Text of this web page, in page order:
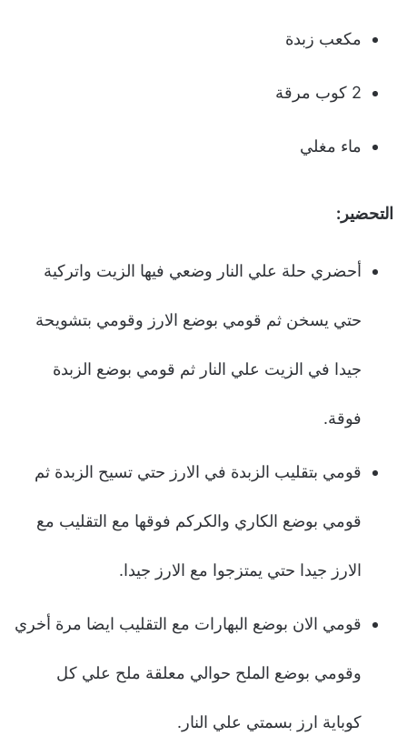
مكعب زبدة
2 كوب مرقة
ماء مغلي
التحضير:
أحضري حلة علي النار وضعي فيها الزيت واتركية
حتي يسخن ثم قومي بوضع الارز وقومي بتشويحة
جيدا في الزيت علي النار ثم قومي بوضع الزبدة
فوقة.
قومي بتقليب الزبدة في الارز حتي تسيح الزبدة ثم
قومي بوضع الكاري والكركم فوقها مع التقليب مع
الارز جيدا حتي يمتزجوا مع الارز جيدا.
قومي الان بوضع البهارات مع التقليب ايضا مرة أخري
وقومي بوضع الملح حوالي معلقة ملح علي كل
كوباية ارز بسمتي علي النار.